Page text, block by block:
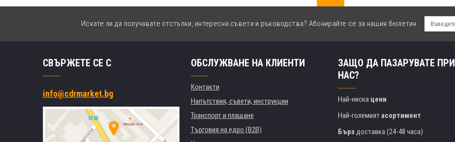
Искате ли да получавате отстъпки, интересни съвети и ръководства? Абонирайте се за нашия бюлетин.
СВЪРЖЕТЕ СЕ С
info@cdrmarket.bg
ОБСЛУЖВАНЕ НА КЛИЕНТИ
Контакти
Напътствия, съвети, инструкции
Транспорт и плащане
Търговия на едро (B2B)
ЗАЩО ДА ПАЗАРУВАТЕ ПРИ
НАС?
Най-ниска цени
Най-големиятасортимент
Бърз доставка (24-48 часа)